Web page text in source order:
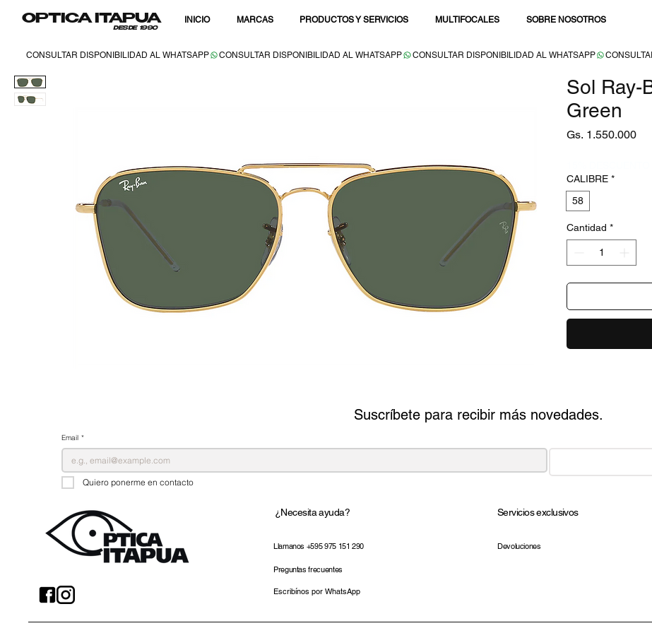
OPTICA ITAPUA
DESDE 1990
INICIO MARCAS PRODUCTOS Y SERVICIOS MULTIFOCALES SOBRE NOSOTROS
CONSULTAR DISPONIBILIDAD AL WHATSAPP
Sol Ray-
Green
Gs. 1.550.000
CALIBRE *
58
Cantidad *
¿Necesita ayuda?
Llamanos +595 975 151 290
Preguntas frecuentes
Escribínos por WhatsApp
Servicios exclusivos
Devoluciones
Suscríbete para recibir más novedades.
Email *
Quiero ponerme en contacto